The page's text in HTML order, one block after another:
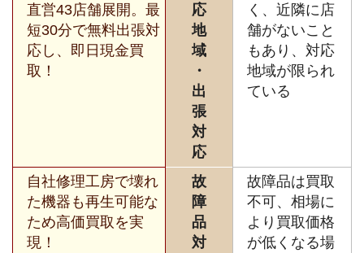
直営43店舗展開。最
短30分で無料出張対
応し、即日現金買
取！
応
地
域
・
出
張
対
応
く、近隣に店
舗がないこと
もあり、対応
地域が限られ
ている
自社修理工房で壊れ
た機器も再生可能な
ため高価買取を実
現！
故
障
品
対
故障品は買取
不可、相場に
より買取価格
が低くなる場